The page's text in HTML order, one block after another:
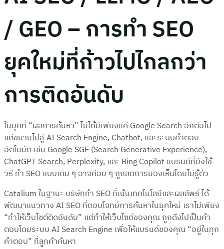
/ GEO – การทำ SEO
ยุคใหม่ที่ก้าวไปไกลกว่า
การติดอันดับ
ในยุคที่ “ผลการค้นหา” ไม่ได้มีเพียงแค่ Google Search อีกต่อไป
แต่ขยายไปสู่ AI Search Engine, Chatbot, และระบบคำตอบ
อัตโนมัติ เช่น Google SGE (Search Generative Experience),
ChatGPT Search, Perplexity, และ Bing Copilot แบรนด์ที่ยังใช้
วิธี ทำ SEO แบบเดิม ๆ อาจค่อย ๆ ถูกลดการมองเห็นโดยไม่รู้ตัว
Catalium ในฐานะ บริษัททำ SEO ที่เน้นเทคโนโลยีและผลลัพธ์ ได้
พัฒนาแนวทาง AI SEO ที่ตอบโจทย์การค้นหาในยุคใหม่ เราไม่เพียง
“ทำให้เว็บไซต์ติดอันดับ” แต่ทำให้เว็บไซต์ของคุณ ถูกดึงไปเป็นคำ
ตอบโดยระบบ AI Search Engine เพื่อให้แบรนด์ของคุณ “อยู่ในทุก
คำตอบ” ที่ลูกค้าค้นหา